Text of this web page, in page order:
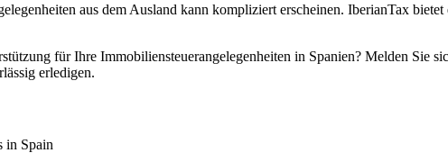
aus dem Ausland kann kompliziert erscheinen. IberianTax
für Ihre Immobiliensteuerangelegenheiten in Spanien? Melden Sie
erledigen.
in Spain